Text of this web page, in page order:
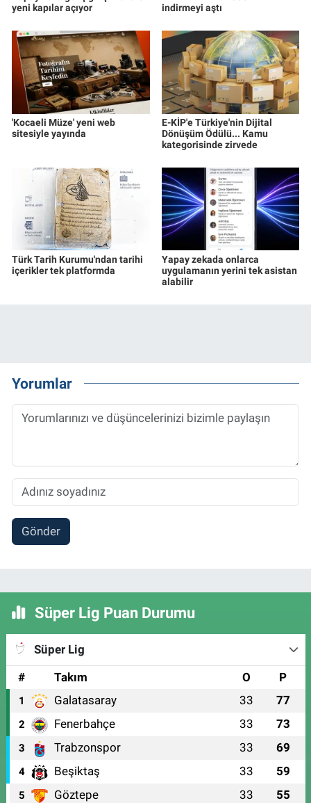
yeni kapılar açıyor
indirmeyi aştı
'Kocaeli Müze' yeni web
sitesiyle yayında
E-KİP'e Türkiye'nin Dijital
Dönüşüm Ödülü... Kamu
kategorisinde zirvede
Türk Tarih Kurumu'ndan tarihi
içerikler tek platformda
Yapay zekada onlarca
uygulamanın yerini tek asistan
alabilir
Yorumlar
Gönder
Süper Lig Puan Durumu
Süper Lig
#
Takım O P
1 Galatasaray 33 77
2 Fenerbahçe 33 73
3 Trabzonspor 33 69
4 Beşiktaş 33 59
5 Göztepe 33 55